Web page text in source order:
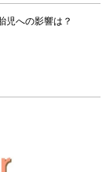
児への影響は？